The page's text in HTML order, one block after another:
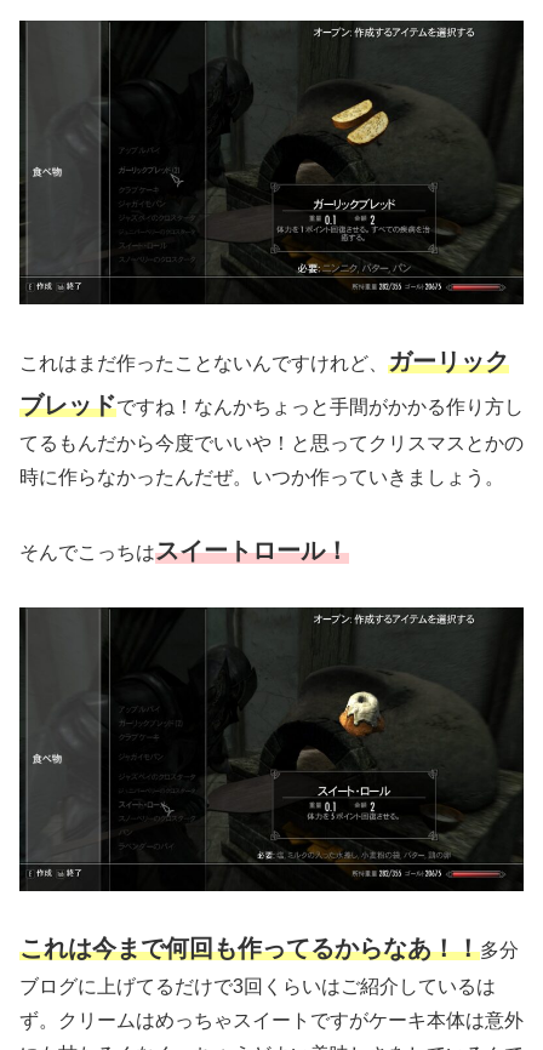
これはまだ作ったことないんですけれど、 ガーリック
ブレッドですね！なんかちょっと手間がかかる作り方し
てるもんだから今度でいいや！と思ってクリスマスとかの
時に作らなかったんだぜ。いつか作っていきましょう。
そんでこっちはスイートロール！
これは今まで何回も作ってるからなあ！！多分
ブログに上げてるだけで3回くらいはご紹介しているは
ず。クリームはめっちゃスイートですがケーキ本体は意外